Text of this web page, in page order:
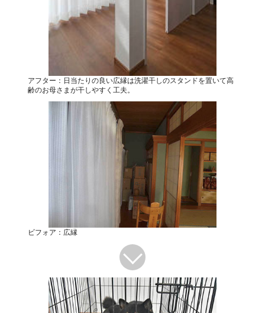
アフター：日当たりの良い広縁は洗濯干しのスタンドを置いて高
齢のお母さまが干しやすく工夫。
ビフォア：広縁